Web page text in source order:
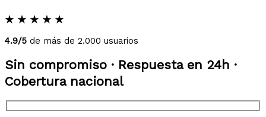
★ ★ ★ ★ ★
4.9/5 de más de 2.000 usuarios
Sin compromiso · Respuesta en 24h ·
Cobertura nacional